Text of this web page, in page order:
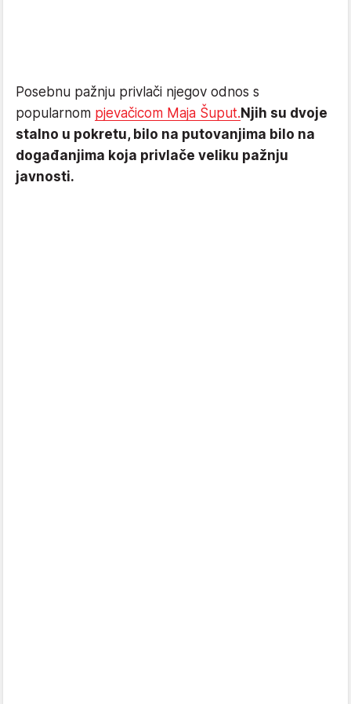
Posebnu pažnju privlači njegov odnos s
popularnom pjevačicom Maja Šuput. Njih su dvoje
stalno u pokretu, bilo na putovanjima bilo na
događanjima koja privlače veliku pažnju
javnosti.